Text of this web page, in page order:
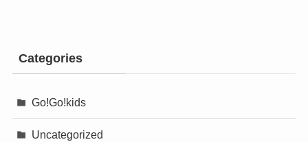
Categories
Go!Go!kids
Uncategorized